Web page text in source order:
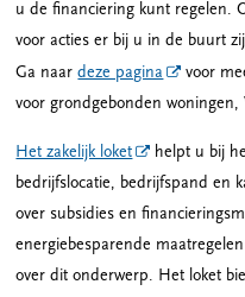
u de financiering kunt regelen.
voor acties er bij u in de buurt
Ga naardeze pagina
voor
voor grondgebonden
Het zakelijk loket
helpt u bij
bedrijfslocatie, bedrijfspand en
over subsidies en
energiebesparende
over dit onderwerp. Het loket